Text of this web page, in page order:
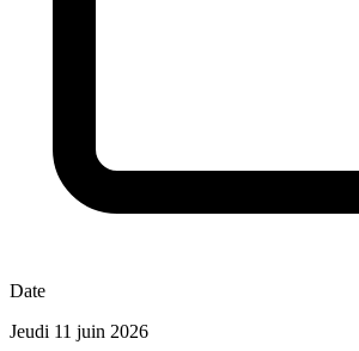
Date
Jeudi 11 juin 2026